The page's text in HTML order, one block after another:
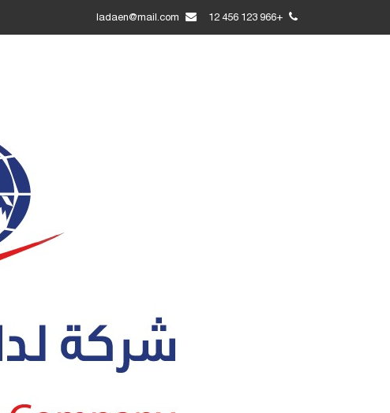
+966 123 456 12